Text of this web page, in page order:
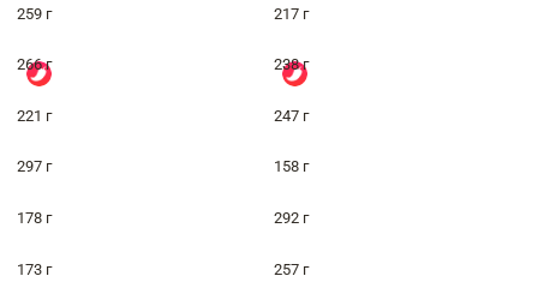
259 г 217 г
266 г 238 г
221 г 247 г
297 г 158 г
178 г 292 г
173 г 257 г